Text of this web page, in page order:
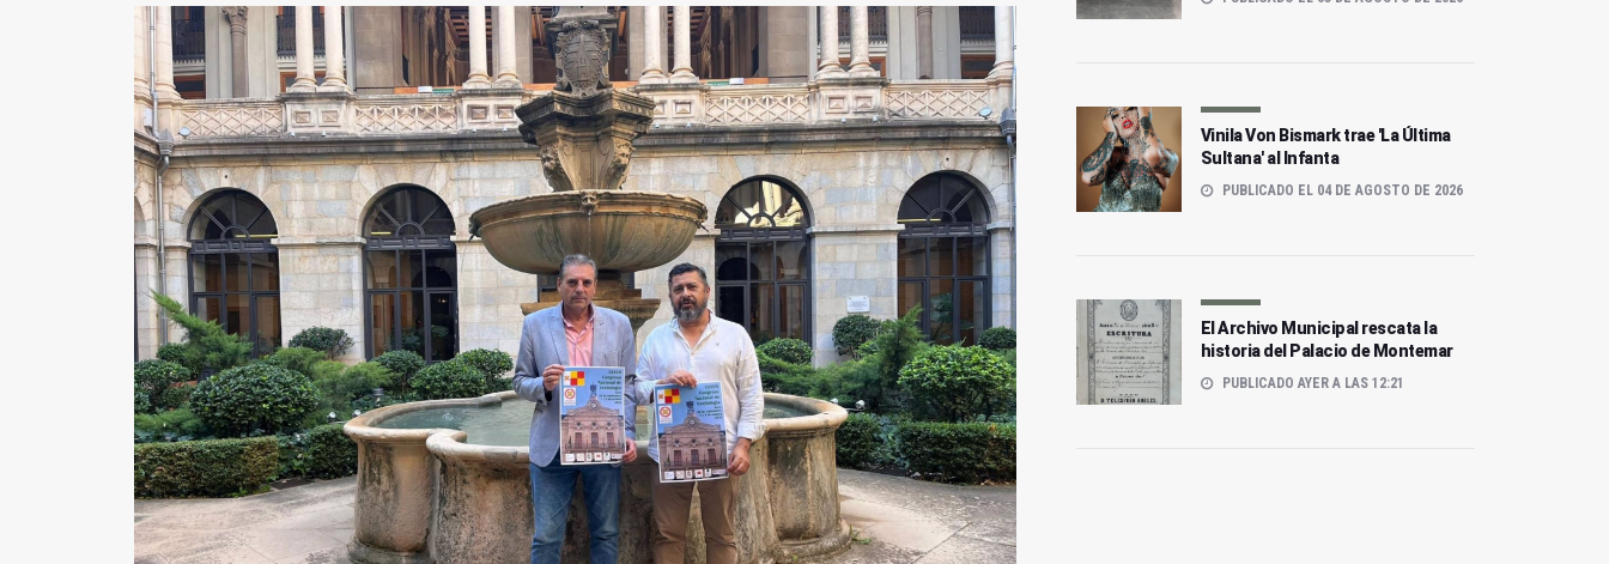
Vinila Von Bismark trae 'La Última
Sultana' al Infanta
PUBLICADO EL 04 DE AGOSTO DE 2026
El Archivo Municipal rescata la
historia del Palacio de Montemar
PUBLICADO AYER A LAS 12:21